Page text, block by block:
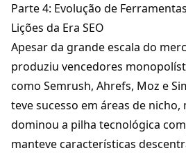
Parte 4: Evolução de
Lições da Era SEO
Apesar da grande escala do
produziu vencedores
como Semrush, Ahrefs, Moz e
teve sucesso em áreas de nicho,
dominou a pilha tecnológica
manteve características